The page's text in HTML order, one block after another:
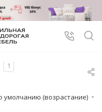
1
умолчанию (возрастание)